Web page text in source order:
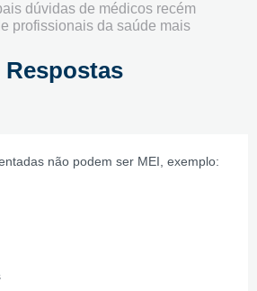
dúvidas de médicos recém
profissionais da saúde mais
não podem ser MEI, exemplo: